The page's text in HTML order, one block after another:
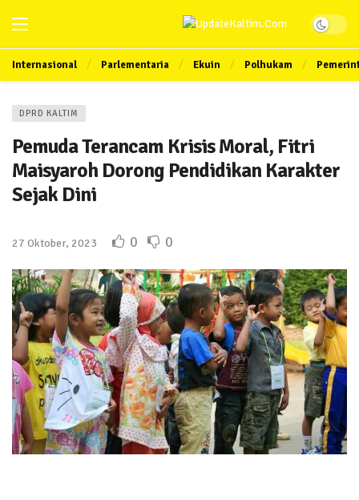
Internasional Parlementaria Ekuin Polhukam
DPRD KALTIM
Pemuda Terancam Krisis Moral, Fitri
Maisyaroh Dorong Pendidikan Karakter
Sejak Dini
27 Oktober, 2023 0 0